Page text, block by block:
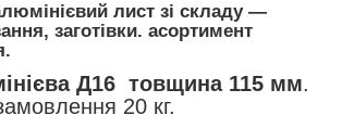
лист зі складу —
заготівки. асортимент
Д16 товщина 115 мм.
20 кг.